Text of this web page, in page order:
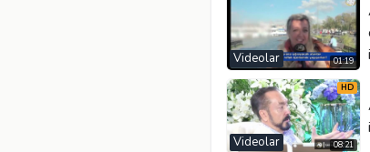
01:19
Videolar
HD
08:21
Videolar